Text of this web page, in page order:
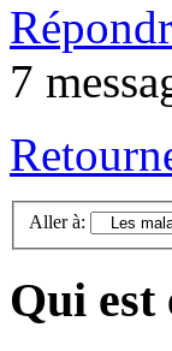
7
Aller à:
Qui est